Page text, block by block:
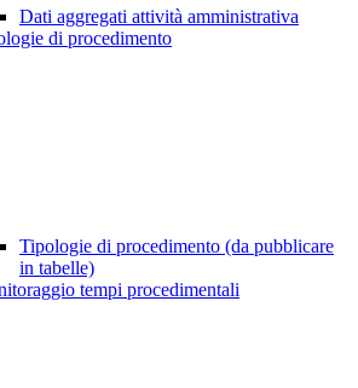
Dati aggregati attività amministrativa
di procedimento
Tipologie di procedimento (da pubblicare
in tabelle)
tempi procedimentali